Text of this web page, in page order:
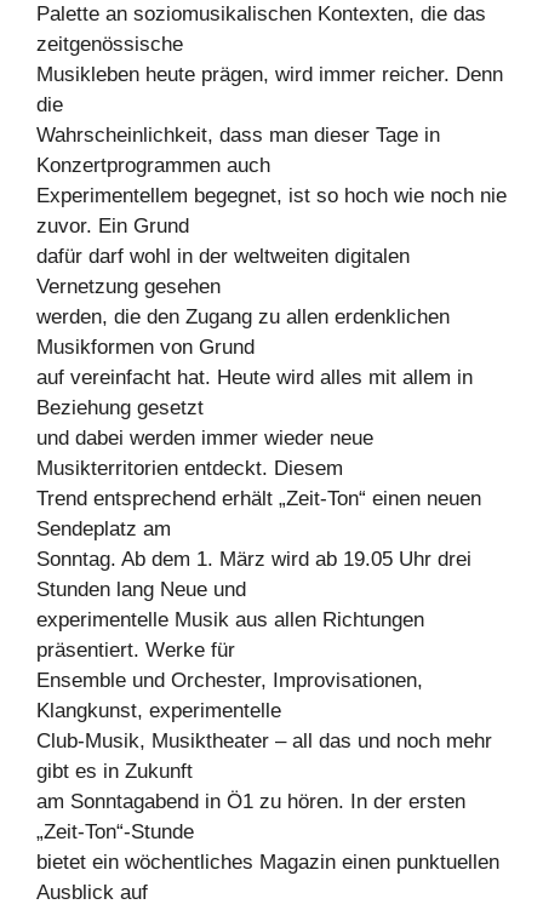
Palette an soziomusikalischen Kontexten, die das
zeitgenössische
Musikleben heute prägen, wird immer reicher. Denn
die
Wahrscheinlichkeit, dass man dieser Tage in
Konzertprogrammen auch
Experimentellem begegnet, ist so hoch wie noch nie
zuvor. Ein Grund
dafür darf wohl in der weltweiten digitalen
Vernetzung gesehen
werden, die den Zugang zu allen erdenklichen
Musikformen von Grund
auf vereinfacht hat. Heute wird alles mit allem in
Beziehung gesetzt
und dabei werden immer wieder neue
Musikterritorien entdeckt. Diesem
Trend entsprechend erhält „Zeit-Ton“ einen neuen
Sendeplatz am
Sonntag. Ab dem 1. März wird ab 19.05 Uhr drei
Stunden lang Neue und
experimentelle Musik aus allen Richtungen
präsentiert. Werke für
Ensemble und Orchester, Improvisationen,
Klangkunst, experimentelle
Club-Musik, Musiktheater – all das und noch mehr
gibt es in Zukunft
am Sonntagabend in Ö1 zu hören. In der ersten
„Zeit-Ton“-Stunde
bietet ein wöchentliches Magazin einen punktuellen
Ausblick auf